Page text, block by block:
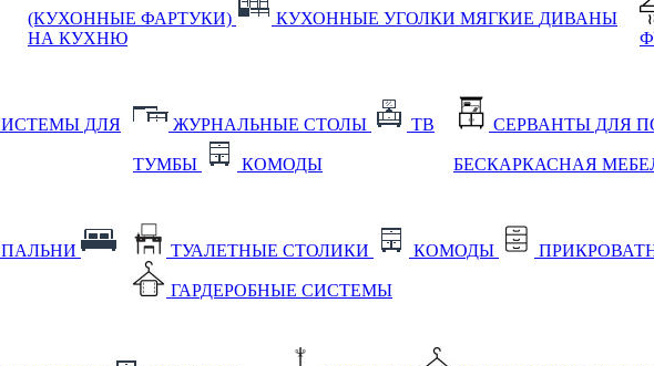
(КУХОННЫЕ ФАРТУКИ) КУХОННЫЕ УГОЛКИ МЯГКИЕ ДИВАНЫ
НА КУХНЮ
ДЛЯ ЖУРНАЛЬНЫЕ СТОЛЫ ТВ
ТУМБЫ КОМОДЫ
СЕРВАНТЫ ДЛЯ
БЕСКАРКАСНАЯ
ТУАЛЕТНЫЕ СТОЛИКИ КОМОДЫ
ГАРДЕРОБНЫЕ СИСТЕМЫ